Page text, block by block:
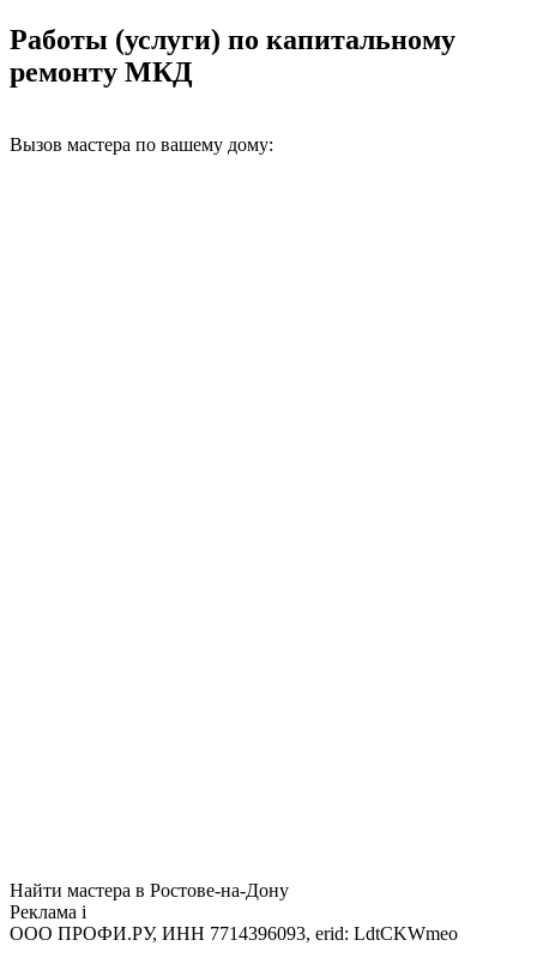
Работы (услуги) по капитальному
ремонту МКД
Вызов мастера по вашему дому:
Найти мастера в Ростове-на-Дону
Реклама i
ООО ПРОФИ.РУ, ИНН 7714396093, erid: LdtCKWmeo